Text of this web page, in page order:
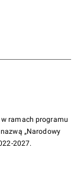
ramach programu
„Narodowy
2027.